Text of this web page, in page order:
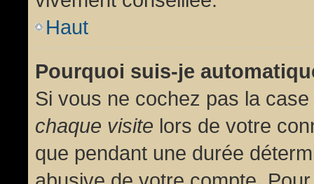
Haut
Pourquoi suis-je
Si vous ne cochez pas la case
chaque visite lors de votre
que pendant une durée